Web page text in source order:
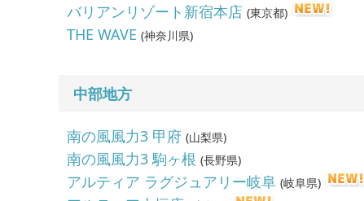
バリアンリゾート新宿本店 (東京都)
THE WAVE (神奈川県)
中部地方
南の風風力3 甲府 (山梨県)
南の風風力3 駒ヶ根 (長野県)
アルティア ラグジュアリー岐阜 (岐阜県)